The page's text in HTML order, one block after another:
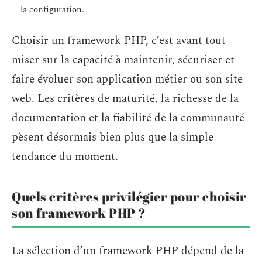
la configuration.
Choisir un framework PHP, c’est avant tout
miser sur la capacité à maintenir, sécuriser et
faire évoluer son application métier ou son site
web. Les critères de maturité, la richesse de la
documentation et la fiabilité de la communauté
pèsent désormais bien plus que la simple
tendance du moment.
Quels critères privilégier pour choisir
son framework PHP ?
La sélection d’un framework PHP dépend de la